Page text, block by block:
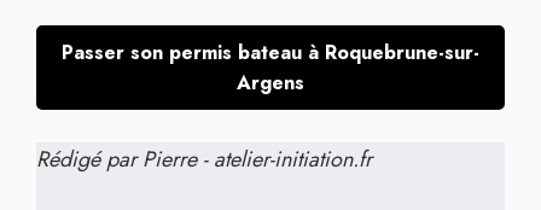
Passer son permis bateau à Roquebrune-sur-
Argens
Rédigé par Pierre - atelier-initiation.fr